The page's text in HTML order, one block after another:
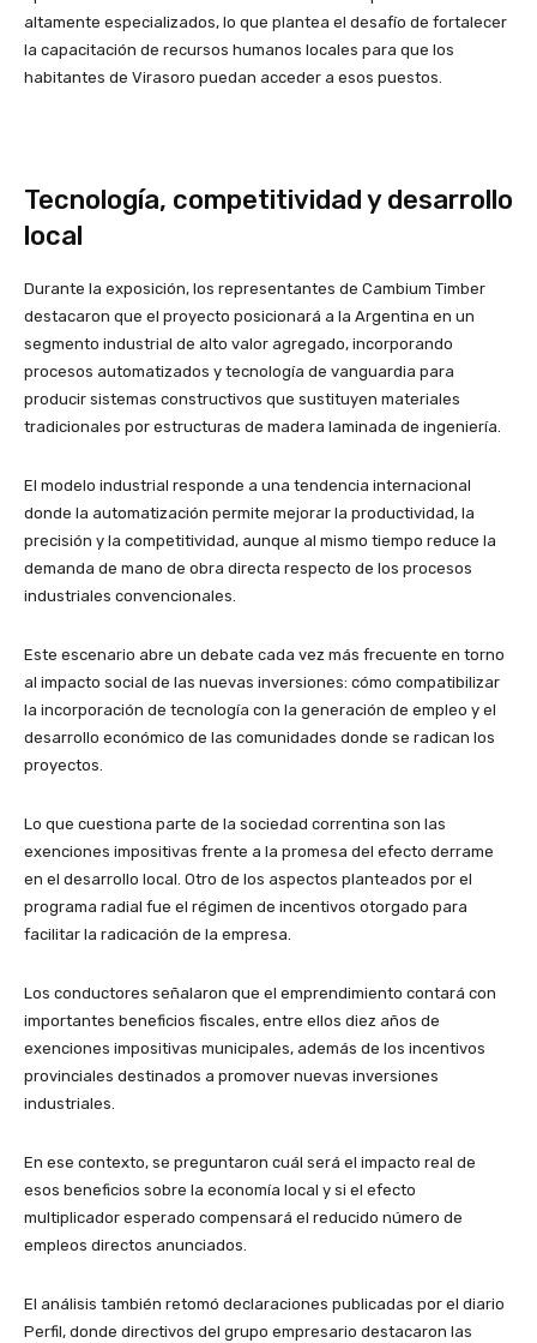
altamente especializados, lo que plantea el desafío de fortalecer
la capacitación de recursos humanos locales para que los
habitantes de Virasoro puedan acceder a esos puestos.
Tecnología, competitividad y desarrollo
local
Durante la exposición, los representantes de Cambium Timber
destacaron que el proyecto posicionará a la Argentina en un
segmento industrial de alto valor agregado, incorporando
procesos automatizados y tecnología de vanguardia para
producir sistemas constructivos que sustituyen materiales
tradicionales por estructuras de madera laminada de ingeniería.
El modelo industrial responde a una tendencia internacional
donde la automatización permite mejorar la productividad, la
precisión y la competitividad, aunque al mismo tiempo reduce la
demanda de mano de obra directa respecto de los procesos
industriales convencionales.
Este escenario abre un debate cada vez más frecuente en torno
al impacto social de las nuevas inversiones: cómo compatibilizar
la incorporación de tecnología con la generación de empleo y el
desarrollo económico de las comunidades donde se radican los
proyectos.
Lo que cuestiona parte de la sociedad correntina son las
exenciones impositivas frente a la promesa del efecto derrame
en el desarrollo local. Otro de los aspectos planteados por el
programa radial fue el régimen de incentivos otorgado para
facilitar la radicación de la empresa.
Los conductores señalaron que el emprendimiento contará con
importantes beneficios fiscales, entre ellos diez años de
exenciones impositivas municipales, además de los incentivos
provinciales destinados a promover nuevas inversiones
industriales.
En ese contexto, se preguntaron cuál será el impacto real de
esos beneficios sobre la economía local y si el efecto
multiplicador esperado compensará el reducido número de
empleos directos anunciados.
El análisis también retomó declaraciones publicadas por el diario
Perfil, donde directivos del grupo empresario destacaron las